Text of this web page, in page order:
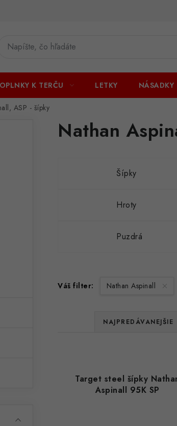
K TERČU LETKY NÁSADKY
ASP - šípky
Nathan
Šípky
Hroty
Puzdrá
Váš filter: Nathan Aspinall
R
e
n
NAJPREDÁVANEJŠIE
Target steel šípky
Aspinall 95K SP